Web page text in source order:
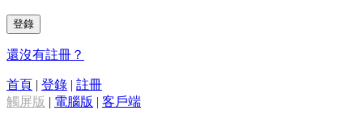
登錄
還沒有註冊？
首頁 | 登錄 | 註冊
觸屏版 | 電腦版 | 客戶端